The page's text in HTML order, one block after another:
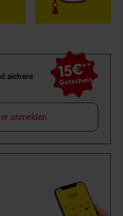
sichere
15€**
Gutschein
anmelden